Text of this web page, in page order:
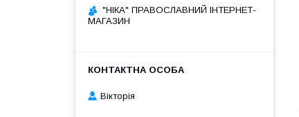
"НІКА" ПРАВОСЛАВНИЙ ІНТЕРНЕТ-
МАГАЗИН
Вікторія